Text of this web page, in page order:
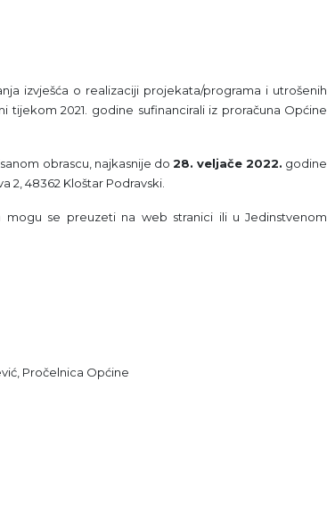
izvješća o realizaciji projekata/programa i utrošenih
tijekom 2021. godine sufinancirali iz proračuna Općine
obrascu, najkasnije do 28. veljače 2022. godine
2, 48362 Kloštar Podravski.
mogu se preuzeti na web stranici ili u Jedinstvenom
Pročelnica Općine